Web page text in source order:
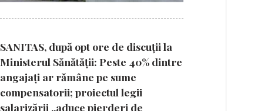
SANITAS, după opt ore de discuții la
Ministerul Sănătății: Peste 40% dintre
angajați ar rămâne pe sume
compensatorii; proiectul legii
salarizării „aduce pierderi de